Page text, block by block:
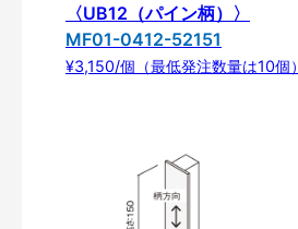
〈UB12（パイン柄）〉
MF01-0412-52151
¥3,150/個（最低発注数量は10個）